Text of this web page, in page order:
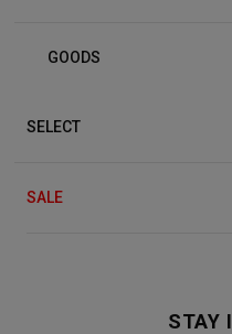
GOODS
SELECT
SALE
STAY